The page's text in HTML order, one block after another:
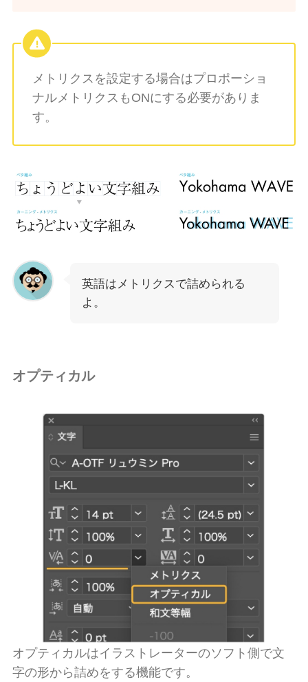
メトリクスを設定する場合はプロポーショ
ナルメトリクスもONにする必要がありま
す。
英語はメトリクスで詰められる
よ。
オプティカル
オプティカルはイラストレーターのソフト側で文
字の形から詰めをする機能です。